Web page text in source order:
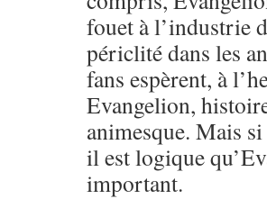
fouet à l’industrie
périclité dans les
fans espèrent, à
Evangelion,
animesque. Mais
il est logique
important.